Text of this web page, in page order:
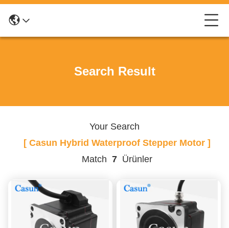
Search Result
Your Search
[ Casun Hybrid Waterproof Stepper Motor ]
Match 7 Ürünler